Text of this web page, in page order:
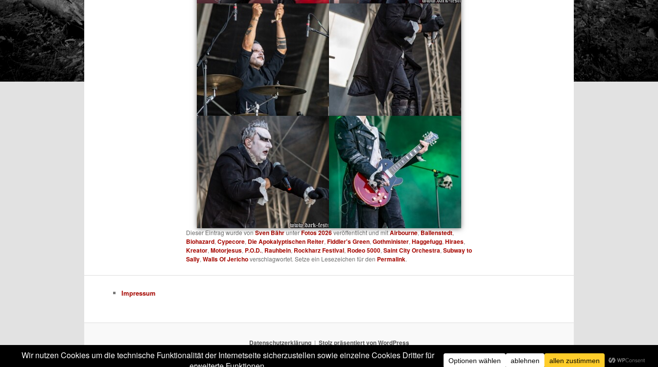
Dieser Eintrag wurde vonSven BährunterFotos 2026veröffentlicht und mitAirbourne,Ballenstedt,
Biohazard, Cypecore, Die Apokalyptischen Reiter, Fiddler's Green, Gothminister, Haggefugg, Hiraes,
Kreator, Motorjesus, P.O.D., Rauhbein, Rockharz Festival, Rodeo 5000, Saint City Orchestra, Subway to
Sally, Walls Of Jerichoverschlagwortet. Setze ein Lesezeichen für den Permalink.
Impressum
Datenschutzerklärung Stolz präsentiert von WordPress